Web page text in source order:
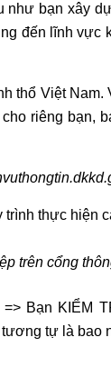
như bạn xây
đến lĩnh vực
thổ Việt Nam.
riêng bạn,
trên cổng
Bạn KIỂM
tự là bao